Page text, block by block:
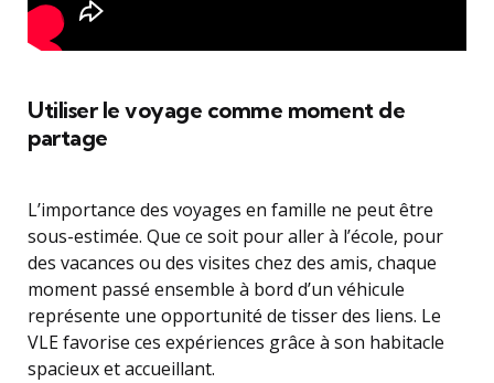
Utiliser le voyage comme moment de
partage
L’importance des voyages en famille ne peut être
sous-estimée. Que ce soit pour aller à l’école, pour
des vacances ou des visites chez des amis, chaque
moment passé ensemble à bord d’un véhicule
représente une opportunité de tisser des liens. Le
VLE favorise ces expériences grâce à son habitacle
spacieux et accueillant.